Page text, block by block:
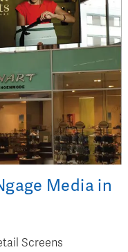
Media in
Screens